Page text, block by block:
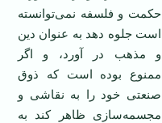
حکمت و فلسفه نمی‌توانسته
است جلوه دهد به عنوان دین
و مذهب در آورد، و اگر
ممنوع بوده است که ذوق
صنعتی خود را به نقاشی و
مجسمه‌سازی ظاهر کند به